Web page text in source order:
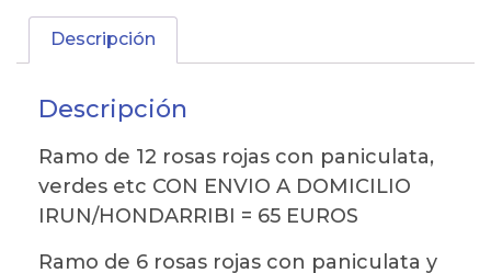
Descripción
Descripción
Ramo de 12 rosas rojas con paniculata,
verdes etc CON ENVIO A DOMICILIO
IRUN/HONDARRIBI = 65 EUROS
Ramo de 6 rosas rojas con paniculata y